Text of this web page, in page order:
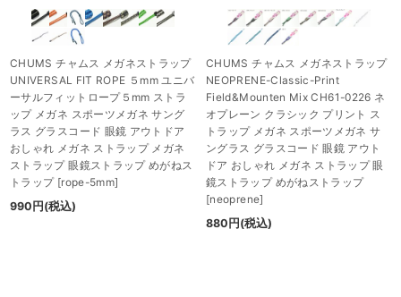
CHUMS チャムス メガネストラップ
UNIVERSAL FIT ROPE ５mm ユニバ
ーサルフィットロープ５mm ストラ
ップ メガネ スポーツメガネ サング
ラス グラスコード 眼鏡 アウトドア
おしゃれ メガネ ストラップ メガネ
ストラップ 眼鏡ストラップ めがねス
トラップ [rope-5mm]
990 円 (税込)
CHUMS チャムス メガネストラップ
NEOPRENE-Classic-Print
Field&Mounten Mix CH61-0226 ネ
オプレーン クラシック プリント ス
トラップ メガネ スポーツメガネ サ
ングラス グラスコード 眼鏡 アウト
ドア おしゃれ メガネ ストラップ 眼
鏡ストラップ めがねストラップ
[neoprene]
880 円 (税込)